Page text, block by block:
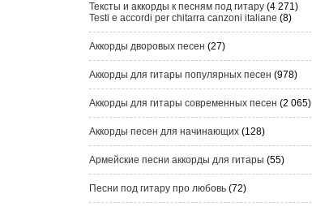
Тексты и аккорды к песням под гитару (4 271)
Testi e accordi per chitarra canzoni italiane (8)
Аккорды дворовых песен (27)
Аккорды для гитары популярных песен (978)
Аккорды для гитары современных песен (2 065)
Аккорды песен для начинающих (128)
Армейские песни аккорды для гитары (55)
Песни под гитару про любовь (72)